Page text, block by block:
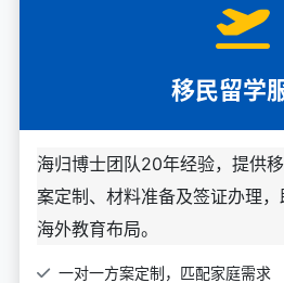
移民留学
海归博士团队20年经验，提供
案定制、材料准备及签证办理
海外教育布局。
一对一方案定制，匹配家庭需求